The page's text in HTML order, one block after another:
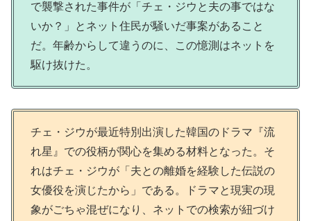
で襲撃された事件が「チェ・ジウと夫の事ではな
いか？」とネット住民が騒いだ事案があること
だ。年齢からして違うのに、この憶測はネットを
駆け抜けた。
チェ・ジウが最近特別出演した韓国のドラマ『流
れ星』での役柄が関心を集める材料となった。そ
れはチェ・ジウが「夫との離婚を経験した伝説の
女優役を演じたから」である。ドラマと現実の現
象がごちゃ混ぜになり、ネットでの検索が紐づけ